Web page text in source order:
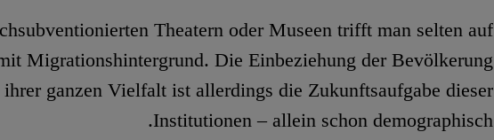
Theatern oder Museen trifft man selten auf
Migrationshintergrund. Die Einbeziehung der Bevölkerung
ganzen Vielfalt ist allerdings die Zukunftsaufgabe dieser
Institutionen – allein schon demographisch.